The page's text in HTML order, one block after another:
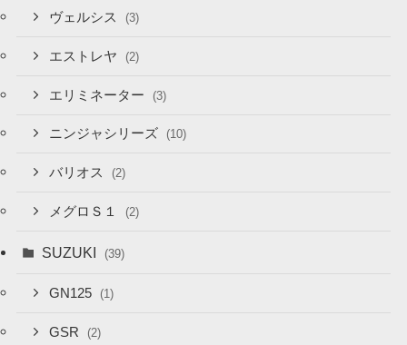
ヴェルシス (3)
エストレヤ (2)
エリミネーター (3)
ニンジャシリーズ (10)
バリオス (2)
メグロＳ１ (2)
SUZUKI (39)
GN125 (1)
GSR (2)